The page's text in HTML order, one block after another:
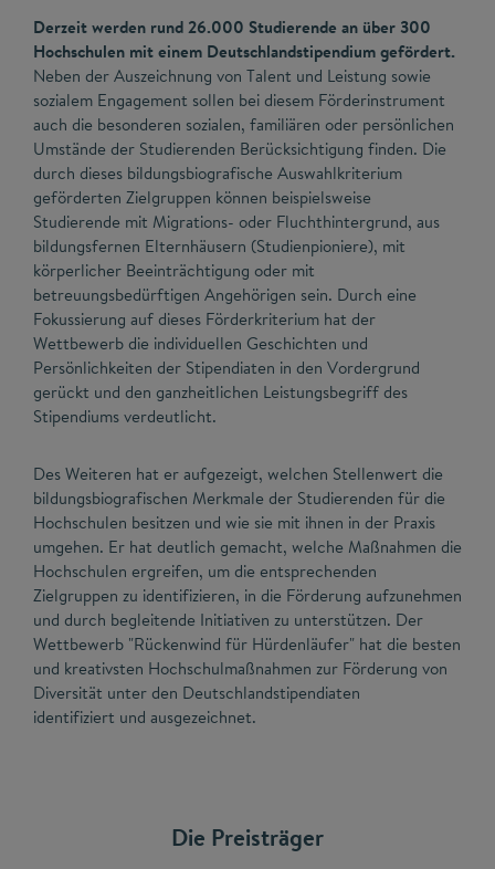
Derzeit werden rund 26.000 Studierende an über 300
Hochschulen mit einem Deutschlandstipendium gefördert.
Neben der Auszeichnung von Talent und Leistung sowie
sozialem Engagement sollen bei diesem Förderinstrument
auch die besonderen sozialen, familiären oder persönlichen
Umstände der Studierenden Berücksichtigung finden. Die
durch dieses bildungsbiografische Auswahlkriterium
geförderten Zielgruppen können beispielsweise
Studierende mit Migrations- oder Fluchthintergrund, aus
bildungsfernen Elternhäusern (Studienpioniere), mit
körperlicher Beeinträchtigung oder mit
betreuungsbedürftigen Angehörigen sein. Durch eine
Fokussierung auf dieses Förderkriterium hat der
Wettbewerb die individuellen Geschichten und
Persönlichkeiten der Stipendiaten in den Vordergrund
gerückt und den ganzheitlichen Leistungsbegriff des
Stipendiums verdeutlicht.
Des Weiteren hat er aufgezeigt, welchen Stellenwert die
bildungsbiografischen Merkmale der Studierenden für die
Hochschulen besitzen und wie sie mit ihnen in der Praxis
umgehen. Er hat deutlich gemacht, welche Maßnahmen die
Hochschulen ergreifen, um die entsprechenden
Zielgruppen zu identifizieren, in die Förderung aufzunehmen
und durch begleitende Initiativen zu unterstützen. Der
Wettbewerb "Rückenwind für Hürdenläufer" hat die besten
und kreativsten Hochschulmaßnahmen zur Förderung von
Diversität unter den Deutschlandstipendiaten
identifiziert und ausgezeichnet.
Die Preisträger